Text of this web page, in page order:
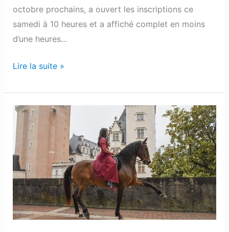
octobre prochains, a ouvert les inscriptions ce
samedi à 10 heures et a affiché complet en moins
d’une heures…
d’une
heure
Lire la suite »
Insolite
Une
cavalière
et
sa
monture
dans